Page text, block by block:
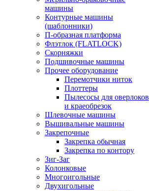
машины
Контурные машины
(шаблонники)
П-образная платформа
Флэтлок (FLATLOCK)
Скорняжки
Подшивочные машины
Прочее оборудование
Перемотчики ниток
Плоттеры
Пылесосы для оверлоков
и краеобрезок
Шлевочные машины
Вышивальные машины
Закрепочные
Закрепка обычная
Закрепка по контору
Зиг-Заг
Колонковые
Многоигольные
Двухигольные